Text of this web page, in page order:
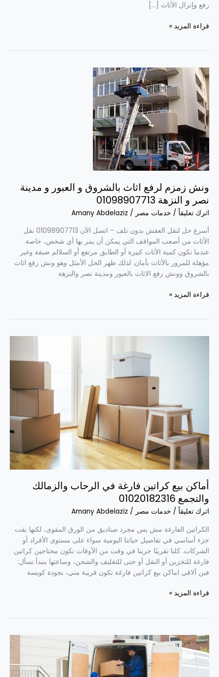
رفع وإنزال الأثاث […]
قراءة المزيد »
ونش زمزم لرفع اثاث بالشروق و العبور و مدينة
نصر و النزهة 01098907713
اترك تعليقاً / خدمات مصر /
Amany Abdelaziz
أسرع حل لنقل العفش بدون تلف – اتصل الآن 01098907713 نقل
الأثاث من أصعب المواقف التي يمكن أن يمر بها أي شخص، خاصة
عندما تكون كمية الأثاث كبيرة أو الطابق مرتفع أو السلالم ضيقة وغير
مؤهلة للمرور بالأثاث بأمان. لذلك ظهر الحل الأمثل وهو ونش رفع اثاث
بالشروق وونش رفع الاثاث بالعبور ومدينة نصر والنزهة
ونش
زمزم
لرفع
اثاث
بالشروق
و
العبور
و
مدينة
نصر
النزهة
01098907713
قراءة المزيد »
أماكن بيع كراتين فارغة في الرحاب والزمالك
والتجمع 01020182316
اترك تعليقاً / خدمات مصر /
Amany Abdelaziz
الكراتين الفارغة مش بس مجرد صناديق من الورق المقوى، لكنها بقت
جزء أساسي في تفاصيل حياتنا اليومية سواء على مستوى الأفراد أو
الشركات. كلنا تقريبًا جربنا في وقت من الأوقات نكون محتاجين كراتين
فارغة للتخزين أو النقل أو حتى للتغليف والشحن، وساعتها بنبدأ نسأل:
فين ألاقي اماكن بيع كراتين فارغة تكون قريبة مني، بجودة كويسة
والتجمع
01020182316
قراءة المزيد »
شركات
نقل
أثاث
بالمعمورة